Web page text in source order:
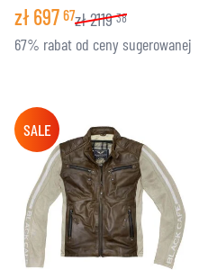
zł697 67zł2119 38
67% rabat od ceny sugerowanej
SALE